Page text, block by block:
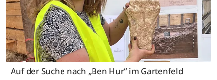
Auf der Suche nach „Ben Hur“ im Gartenfeld